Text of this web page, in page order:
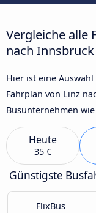
Vergleiche alle
nach Innsbruck
Hier ist eine
Fahrplan von Linz
Busunternehmen
Heute
35 €
Günstigste
FlixBus